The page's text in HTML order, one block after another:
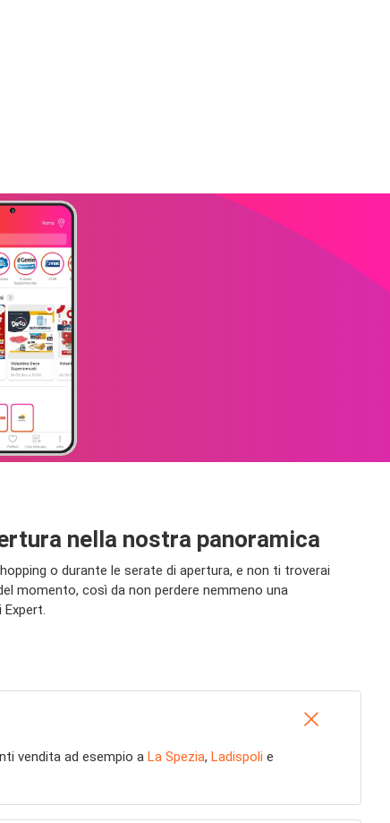
nella nostra panoramica
o durante le serate di apertura, e non ti troverai
momento, così da non perdere nemmeno una
vendita ad esempio a La Spezia, Ladispoli e